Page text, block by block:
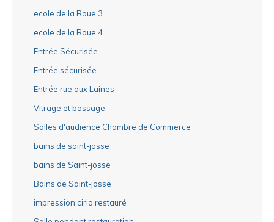
ecole de la Roue 3
ecole de la Roue 4
Entrée Sécurisée
Entrée sécurisée
Entrée rue aux Laines
Vitrage et bossage
Salles d'audience Chambre de Commerce
bains de saint-josse
bains de Saint-josse
Bains de Saint-josse
impression cirio restauré